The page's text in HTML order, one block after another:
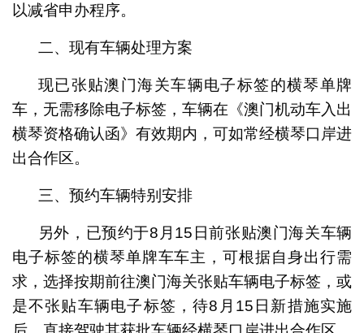
以减省申办程序。
二、现有车辆处理方案
现已张贴澳门海关车辆电子标签的横琴单牌
车，无需移除电子标签，车辆在《澳门机动车入出
横琴资格确认函》有效期内，可如常经横琴口岸进
出合作区。
三、预约车辆特别安排
另外，已预约于8月15日前张贴澳门海关车辆
电子标签的横琴单牌车车主，可根据自身出行需
求，选择按期前往澳门海关张贴车辆电子标签，或
是不张贴车辆电子标签，待8月15日新措施实施